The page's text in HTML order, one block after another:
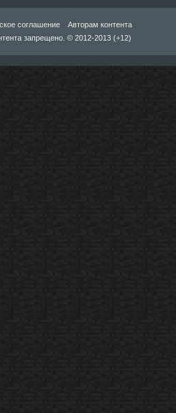
соглашение
Авторам контента
запрещено. © 2012-2013 (+12)